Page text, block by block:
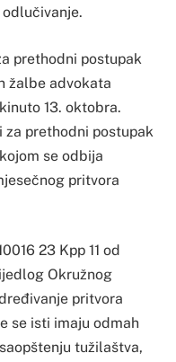
prethodni postupak
žalbe advokata
13. oktobra.
za prethodni postupak
se odbija
pritvora
23 Kpp 11 od
Okružnog
pritvora
se isti imaju odmah
tužilaštva,